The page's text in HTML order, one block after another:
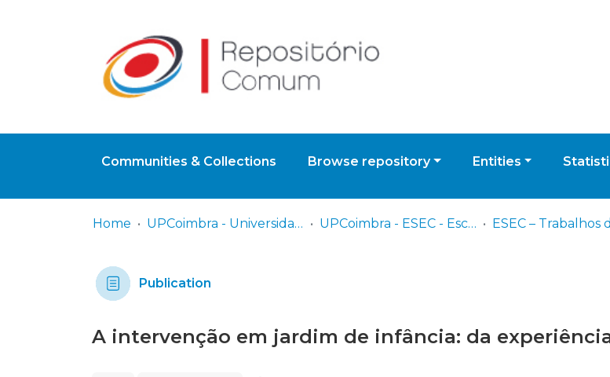
Communities & Collections Browse repository Entities
Home UPCoimbra - Universidade Politécnica de Coimbra UPCoimbra - ESEC - Escola Superior de Educação de Coimbra
Publication
A intervenção em jardim de infância: da